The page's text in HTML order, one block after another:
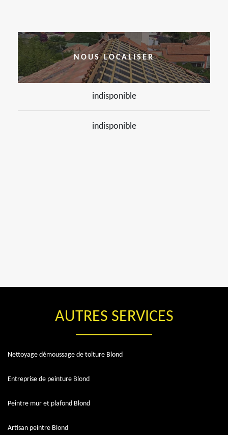
NOUS LOCALISER
indisponible
indisponible
AUTRES SERVICES
Nettoyage démoussage de toiture Blond
Entreprise de peinture Blond
Peintre mur et plafond Blond
Artisan peintre Blond